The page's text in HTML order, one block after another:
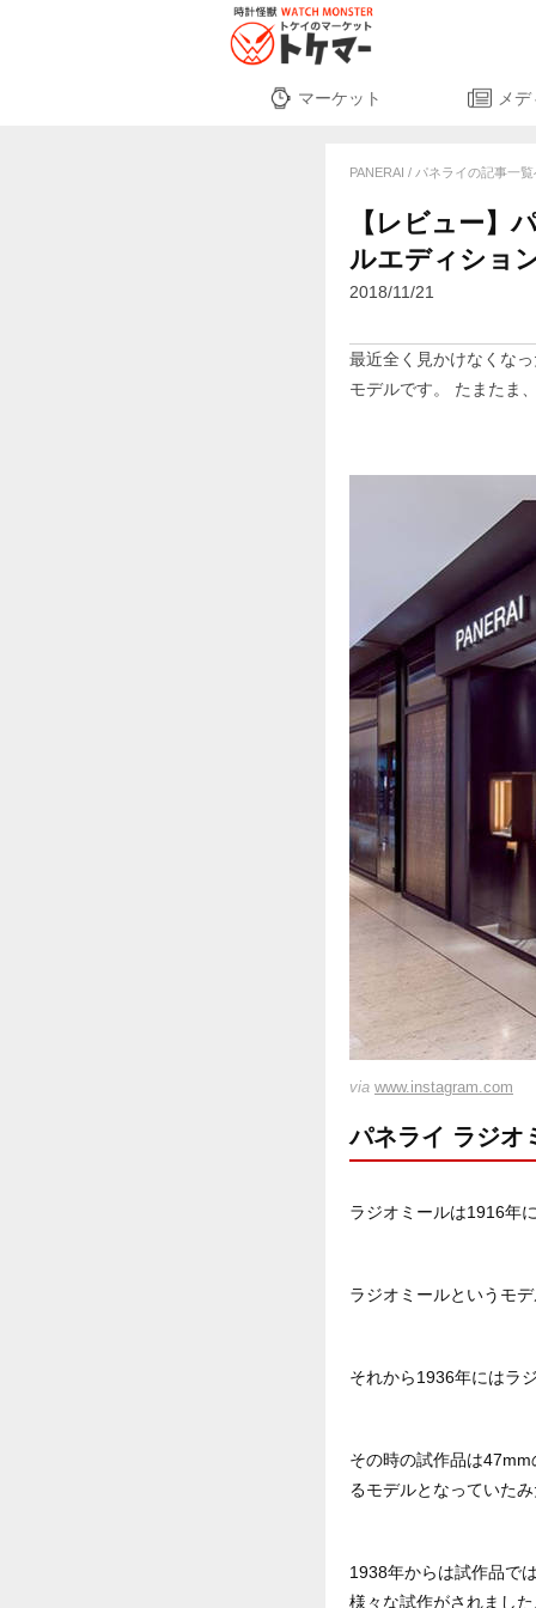
マーケット メ
PANERAI / パネライの記事一覧
【レビュー】
ルエディショ
2018/11/21
最近全く見かけなくな
モデルです。 たまたま
via www.instagram.com
パネライ ラジオ
ラジオミールは1916年
ラジオミールというモ
それから1936年にはラ
その時の試作品は
るモデルとなっていた
1938年からは試作品で
様々な試作がされまし